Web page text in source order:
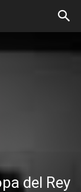
del Rey